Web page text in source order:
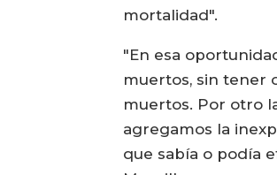
mortalidad".
"En esa
muertos, sin tener
muertos. Por otro
agregamos la
que sabía o podía